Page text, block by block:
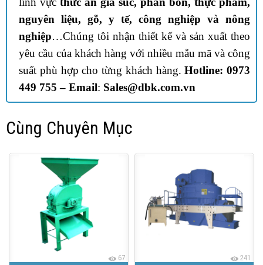
nguyên liệu, gỗ, y tế, công nghiệp và nông
nghiệp…Chúng tôi nhận thiết kế và sản xuất theo
yêu cầu của khách hàng với nhiều mẫu mã và công
suất phù hợp cho từng khách hàng.Hotline: 0973
449 755 – Email: Sales@dbk.com.vn
Cùng Chuyên Mục
67
241